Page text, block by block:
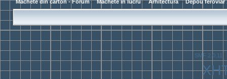
Machete din carton - Forum> Machete in lucru> Arhitectura> Depou feroviar
SMF 2.0.11 |